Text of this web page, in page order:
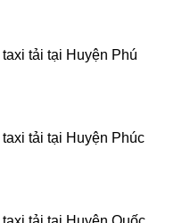
tải tại Huyện Phú
tải tại Huyện Phúc